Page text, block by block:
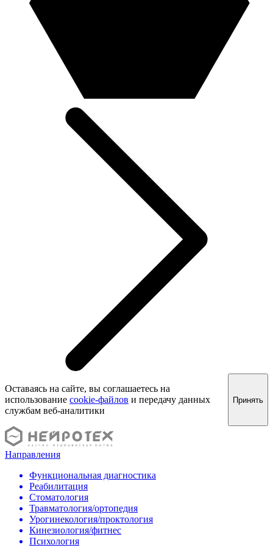
Оставаясь на сайте, вы соглашаетесь на
использование cookie-файлов и передачу данных
службам веб-аналитики
Принять
Направления
Функциональная диагностика
Реабилитация
Стоматология
Травматология/ортопедия
Урогинекология/проктология
Кинезиология/фитнес
Психология